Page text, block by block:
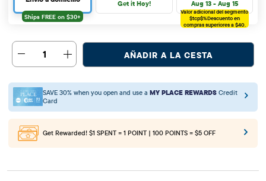
Get it Hoy! Aug 13 - Aug 15
Valor adicional del segmento
$tcp$%Descuento en
compras superiores a $40.
1 AÑADIR A LA CESTA
SAVE 30% when you open and use a MY PLACE REWARDS Credit
Card
Get Rewarded! $1 SPENT = 1 POINT | 100 POINTS = $5 OFF